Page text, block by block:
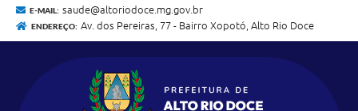
E-MAIL: saude@altoriodoce.mg.gov.br
ENDEREÇO: Av. dos Pereiras, 77 - Bairro Xopotó, Alto Rio Doce